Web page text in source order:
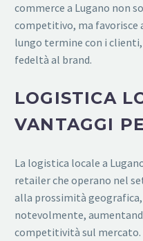
commerce a Lugano non
competitivo, ma favorisce
lungo termine con i
fedeltà al brand.
LOGISTICA
VANTAGGI
La logistica locale a
retailer che operano nel
alla prossimità
notevolmente,
competitività sul mercato.